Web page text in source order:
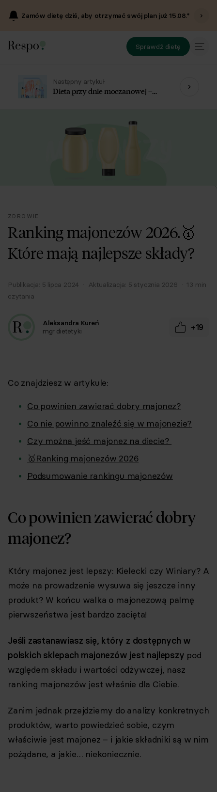
Zamów dietę dziś, aby otrzymać swój plan już15.08.*
Sprawdź dietę
Następny artykuł
Dieta przy dnie moczanowej –
ZDROWIE
Ranking majonezów 2026.🥇
Które mają najlepsze składy?
Publikacja: 5 lipca 2024 · Aktualizacja: 5 stycznia 2026 · 13 min
czytania
Aleksandra Kureń
mgr dietetyki
+19
Co znajdziesz w artykule:
Co powinien zawierać dobry majonez?
Co nie powinno znaleźć się w majonezie?
Czy można jeść majonez na diecie?
🥇Ranking majonezów 2026
Podsumowanie rankingu majonezów
Co powinien zawierać dobry
majonez?
Który majonez jest lepszy: Kielecki czy Winiary? A
może na prowadzenie wysuwa się jeszcze inny
produkt? W końcu walka o majonezową palmę
pierwszeństwa jest bardzo zacięta!
Jeśli zastanawiasz się, który z dostępnych w
polskich sklepach majonezów jest najlepszy pod
względem składu i wartości odżywczej, nasz
ranking majonezów jest właśnie dla Ciebie.
Zanim jednak przejdziemy do analizy konkretnych
produktów, warto powiedzieć sobie, czym
właściwie jest majonez – i jakie składniki są w nim
pożądane, a jakie… niekoniecznie.